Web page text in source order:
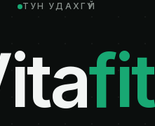
ТУН УДАХГҮЙ
fit